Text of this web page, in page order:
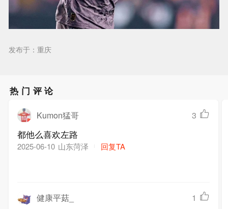
发布于：重庆
热门评论
Kumon猛哥 3
都他么喜欢左路
2025-06-10 山东菏泽 回复TA
健康平菇_ 1